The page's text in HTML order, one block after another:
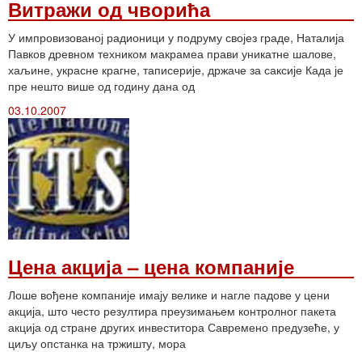
Витражи од чворића
У импровизованој радионици у подруму својез граде, Наталија
Павков древном техником макрамеа прави уникатне шалове,
хаљине, украсне крагне, таписерије, држаче за саксије Када је
пре нешто више од годину дана од
03.10.2007
Цена акција – цена компаније
Лоше вођене компаније имају велике и нагле падове у цени
акција, што често резултира преузимањем контролног пакета
акција од стране других инвеститора Савремено предузеће, у
циљу опстанка на тржишту, мора